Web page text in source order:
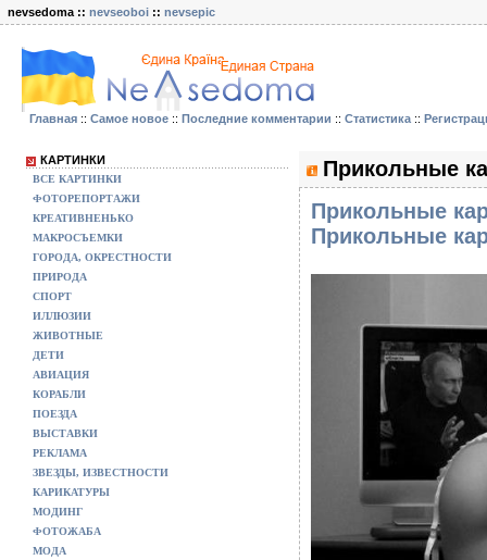
nevsedoma :: nevseoboi :: nevsepic
Главная :: Самое новое :: Последние комментарии :: Статистика ::
КАРТИНКИ
ВСЕ КАРТИНКИ
ФОТОРЕПОРТАЖИ
КРЕАТИВНЕНЬКО
МАКРОСЪЕМКИ
ГОРОДА, ОКРЕСТНОСТИ
ПРИРОДА
СПОРТ
ИЛЛЮЗИИ
ЖИВОТНЫЕ
ДЕТИ
АВИАЦИЯ
КОРАБЛИ
ПОЕЗДА
ВЫСТАВКИ
РЕКЛАМА
ЗВЕЗДЫ, ИЗВЕСТНОСТИ
КАРИКАТУРЫ
МОДИНГ
ФОТОЖАБА
МОДА
Прикольные
Прикольные
Прикольные